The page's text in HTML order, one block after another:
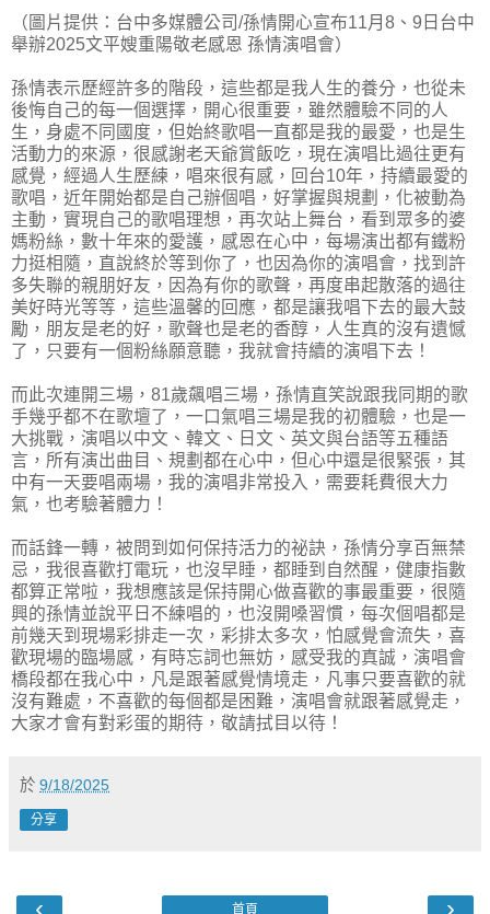
（圖片提供：台中多媒體公司/孫情開心宣布11月8、9日台中
舉辦2025文平嫂重陽敬老感恩 孫情演唱會）
孫情表示歷經許多的階段，這些都是我人生的養分，也從未
後悔自己的每一個選擇，開心很重要，雖然體驗不同的人
生，身處不同國度，但始終歌唱一直都是我的最愛，也是生
活動力的來源，很感謝老天爺賞飯吃，現在演唱比過往更有
感覺，經過人生歷練，唱來很有感，回台10年，持續最愛的
歌唱，近年開始都是自己辦個唱，好掌握與規劃，化被動為
主動，實現自己的歌唱理想，再次站上舞台，看到眾多的婆
媽粉絲，數十年來的愛護，感恩在心中，每場演出都有鐵粉
力挺相隨，直說終於等到你了，也因為你的演唱會，找到許
多失聯的親朋好友，因為有你的歌聲，再度串起散落的過往
美好時光等等，這些溫馨的回應，都是讓我唱下去的最大鼓
勵，朋友是老的好，歌聲也是老的香醇，人生真的沒有遺憾
了，只要有一個粉絲願意聽，我就會持續的演唱下去！
而此次連開三場，81歲飆唱三場，孫情直笑說跟我同期的歌
手幾乎都不在歌壇了，一口氣唱三場是我的初體驗，也是一
大挑戰，演唱以中文、韓文、日文、英文與台語等五種語
言，所有演出曲目、規劃都在心中，但心中還是很緊張，其
中有一天要唱兩場，我的演唱非常投入，需要耗費很大力
氣，也考驗著體力！
而話鋒一轉，被問到如何保持活力的祕訣，孫情分享百無禁
忌，我很喜歡打電玩，也沒早睡，都睡到自然醒，健康指數
都算正常啦，我想應該是保持開心做喜歡的事最重要，很隨
興的孫情並說平日不練唱的，也沒開嗓習慣，每次個唱都是
前幾天到現場彩排走一次，彩排太多次，怕感覺會流失，喜
歡現場的臨場感，有時忘詞也無妨，感受我的真誠，演唱會
橋段都在我心中，凡是跟著感覺情境走，凡事只要喜歡的就
沒有難處，不喜歡的每個都是困難，演唱會就跟著感覺走，
大家才會有對彩蛋的期待，敬請拭目以待！
於 9/18/2025
分享
首頁